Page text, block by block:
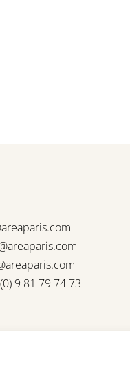
9 81 79 74 73